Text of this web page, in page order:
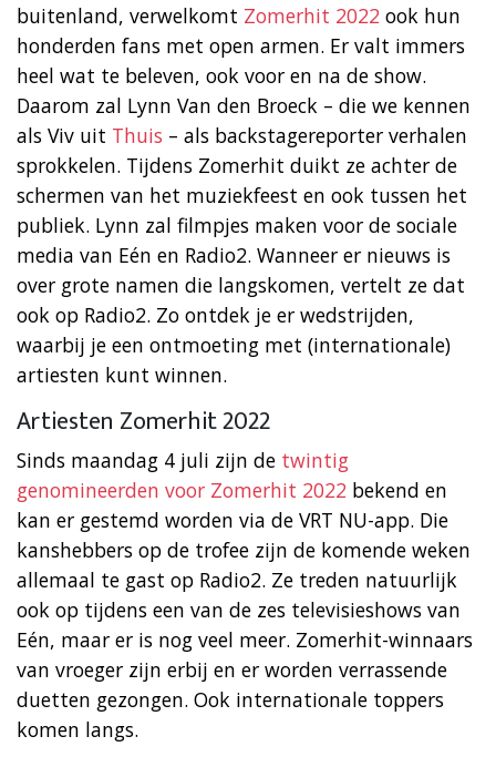
buitenland, verwelkomt Zomerhit 2022 ook hun
honderden fans met open armen. Er valt immers
heel wat te beleven, ook voor en na de show.
Daarom zal Lynn Van den Broeck – die we kennen
als Viv uit Thuis – als backstagereporter verhalen
sprokkelen. Tijdens Zomerhit duikt ze achter de
schermen van het muziekfeest en ook tussen het
publiek. Lynn zal filmpjes maken voor de sociale
media van Eén en Radio2. Wanneer er nieuws is
over grote namen die langskomen, vertelt ze dat
ook op Radio2. Zo ontdek je er wedstrijden,
waarbij je een ontmoeting met (internationale)
artiesten kunt winnen.
Artiesten Zomerhit 2022
Sinds maandag 4 juli zijn de twintig
genomineerden voor Zomerhit 2022 bekend en
kan er gestemd worden via de VRT NU-app. Die
kanshebbers op de trofee zijn de komende weken
allemaal te gast op Radio2. Ze treden natuurlijk
ook op tijdens een van de zes televisieshows van
Eén, maar er is nog veel meer. Zomerhit-winnaars
van vroeger zijn erbij en er worden verrassende
duetten gezongen. Ook internationale toppers
komen langs.